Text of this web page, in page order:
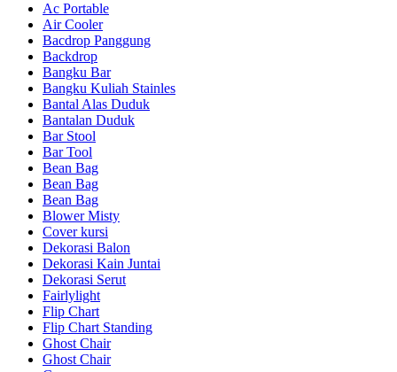
Ac Portable
Air Cooler
Bacdrop Panggung
Backdrop
Bangku Bar
Bangku Kuliah Stainles
Bantal Alas Duduk
Bantalan Duduk
Bar Stool
Bar Tool
Bean Bag
Bean Bag
Bean Bag
Blower Misty
Cover kursi
Dekorasi Balon
Dekorasi Kain Juntai
Dekorasi Serut
Fairlylight
Flip Chart
Flip Chart Standing
Ghost Chair
Ghost Chair